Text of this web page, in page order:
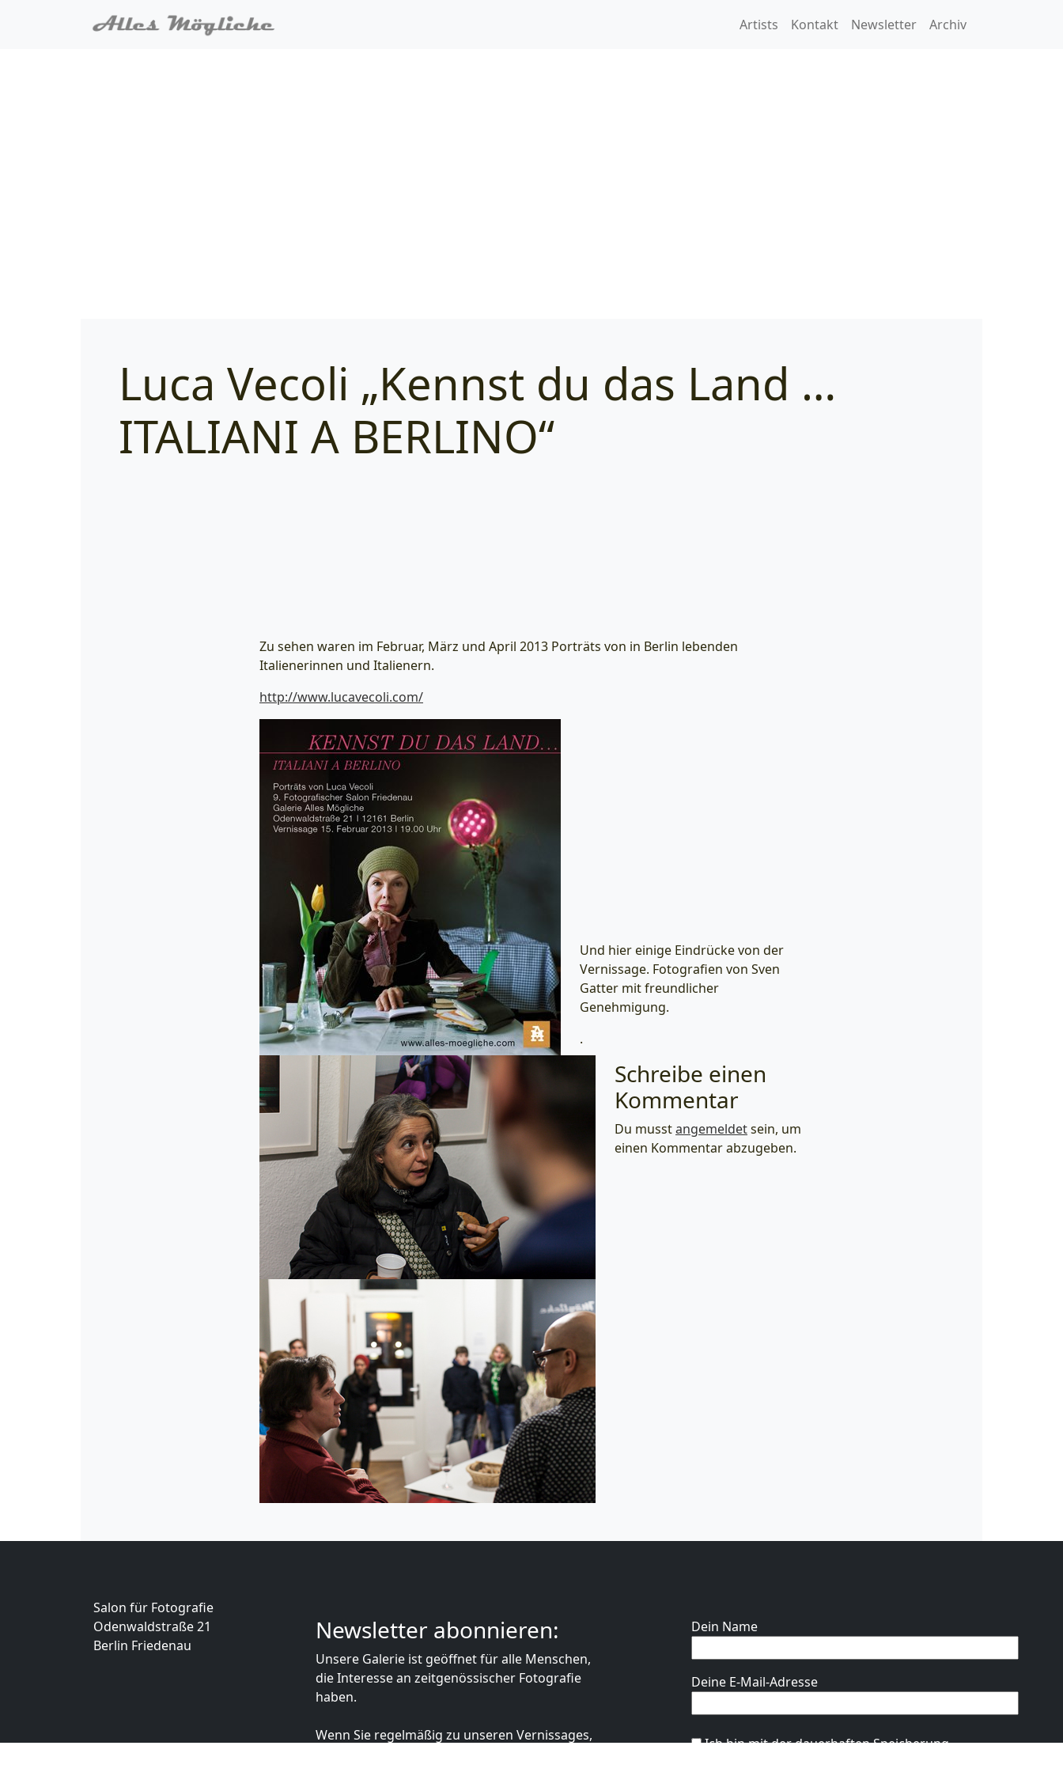
Artists Kontakt Newsletter Archiv
Categories
Luca Vecoli „Kennst du das Land …
ITALIANI A BERLINO“
Zu sehen waren im Februar, März und April 2013 Porträts von in Berlin lebenden
Italienerinnen und Italienern.
http://www.lucavecoli.com/
Und hier einige Eindrücke von der
Vernissage. Fotografien von Sven
Gatter mit freundlicher
Genehmigung.
.
Schreibe einen
Kommentar
Du musstangemeldetsein, um
einen Kommentar abzugeben.
Salon für Fotografie
Odenwaldstraße 21
Berlin Friedenau
Newsletter abonnieren:
Unsere Galerie ist geöffnet für alle Menschen,
die Interesse an zeitgenössischer Fotografie
haben.
Wenn Sie regelmäßig zu unseren Vernissages,
Dein Name
Deine E-Mail-Adresse
Ich bin mit der dauerhaften Speicherung